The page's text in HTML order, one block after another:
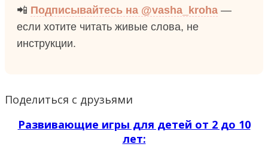
📲 Подписывайтесь на @vasha_kroha —
если хотите читать живые слова, не
инструкции.
Поделиться с друзьями
Развивающие игры для детей от 2 до 10
лет: